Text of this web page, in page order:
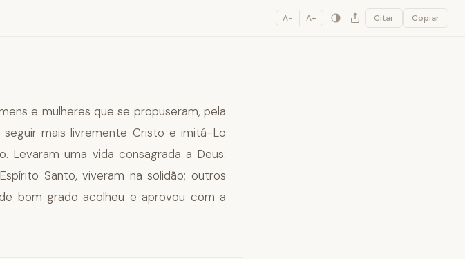
A− A+ Citar Copiar
e mulheres que se propuseram, pela
mais livremente Cristo e imitá-Lo
Levaram uma vida consagrada a Deus.
Santo, viveram na solidão; outros
bom grado acolheu e aprovou com a